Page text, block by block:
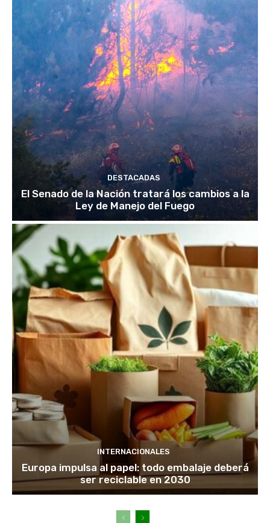
DESTACADAS
El Senado de la Nación tratará los cambios a la
Ley de Manejo del Fuego
INTERNACIONALES
Europa impulsa al papel: todo embalaje deberá
ser reciclable en 2030